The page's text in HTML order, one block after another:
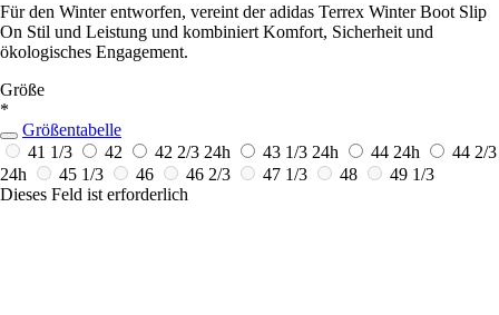
Für den Winter entworfen, vereint der adidas Terrex Winter Boot Slip
On Stil und Leistung und kombiniert Komfort, Sicherheit und
ökologisches Engagement.
Größe
*
Größentabelle
41 1/3
42 42 2/3 24h 43 1/3 24h 44 24h
44 2/3
24h
45 1/3 46 46 2/3 47 1/3 48
49 1/3
Dieses Feld ist erforderlich